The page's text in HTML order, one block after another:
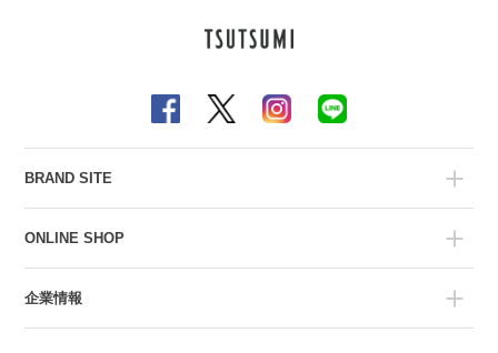
BRAND SITE
ONLINE SHOP
企業情報